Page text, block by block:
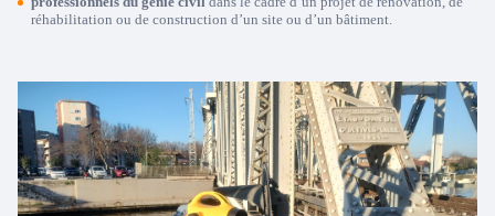
réhabilitation ou de construction d’un site ou d’un bâtiment.